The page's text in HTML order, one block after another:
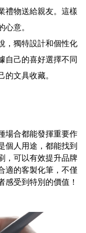
禮物送給親友。這樣
意。
，獨特設計和個性化
自己的喜好選擇不同
文具收藏。
場合都能發揮重要作
個人用途，都能找到
，可以有效提升品牌
適的客製化筆，不僅
受到特別的價值！